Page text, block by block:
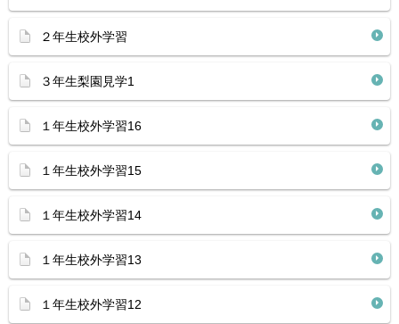
２年生校外学習
３年生梨園見学1
１年生校外学習16
１年生校外学習15
１年生校外学習14
１年生校外学習13
１年生校外学習12